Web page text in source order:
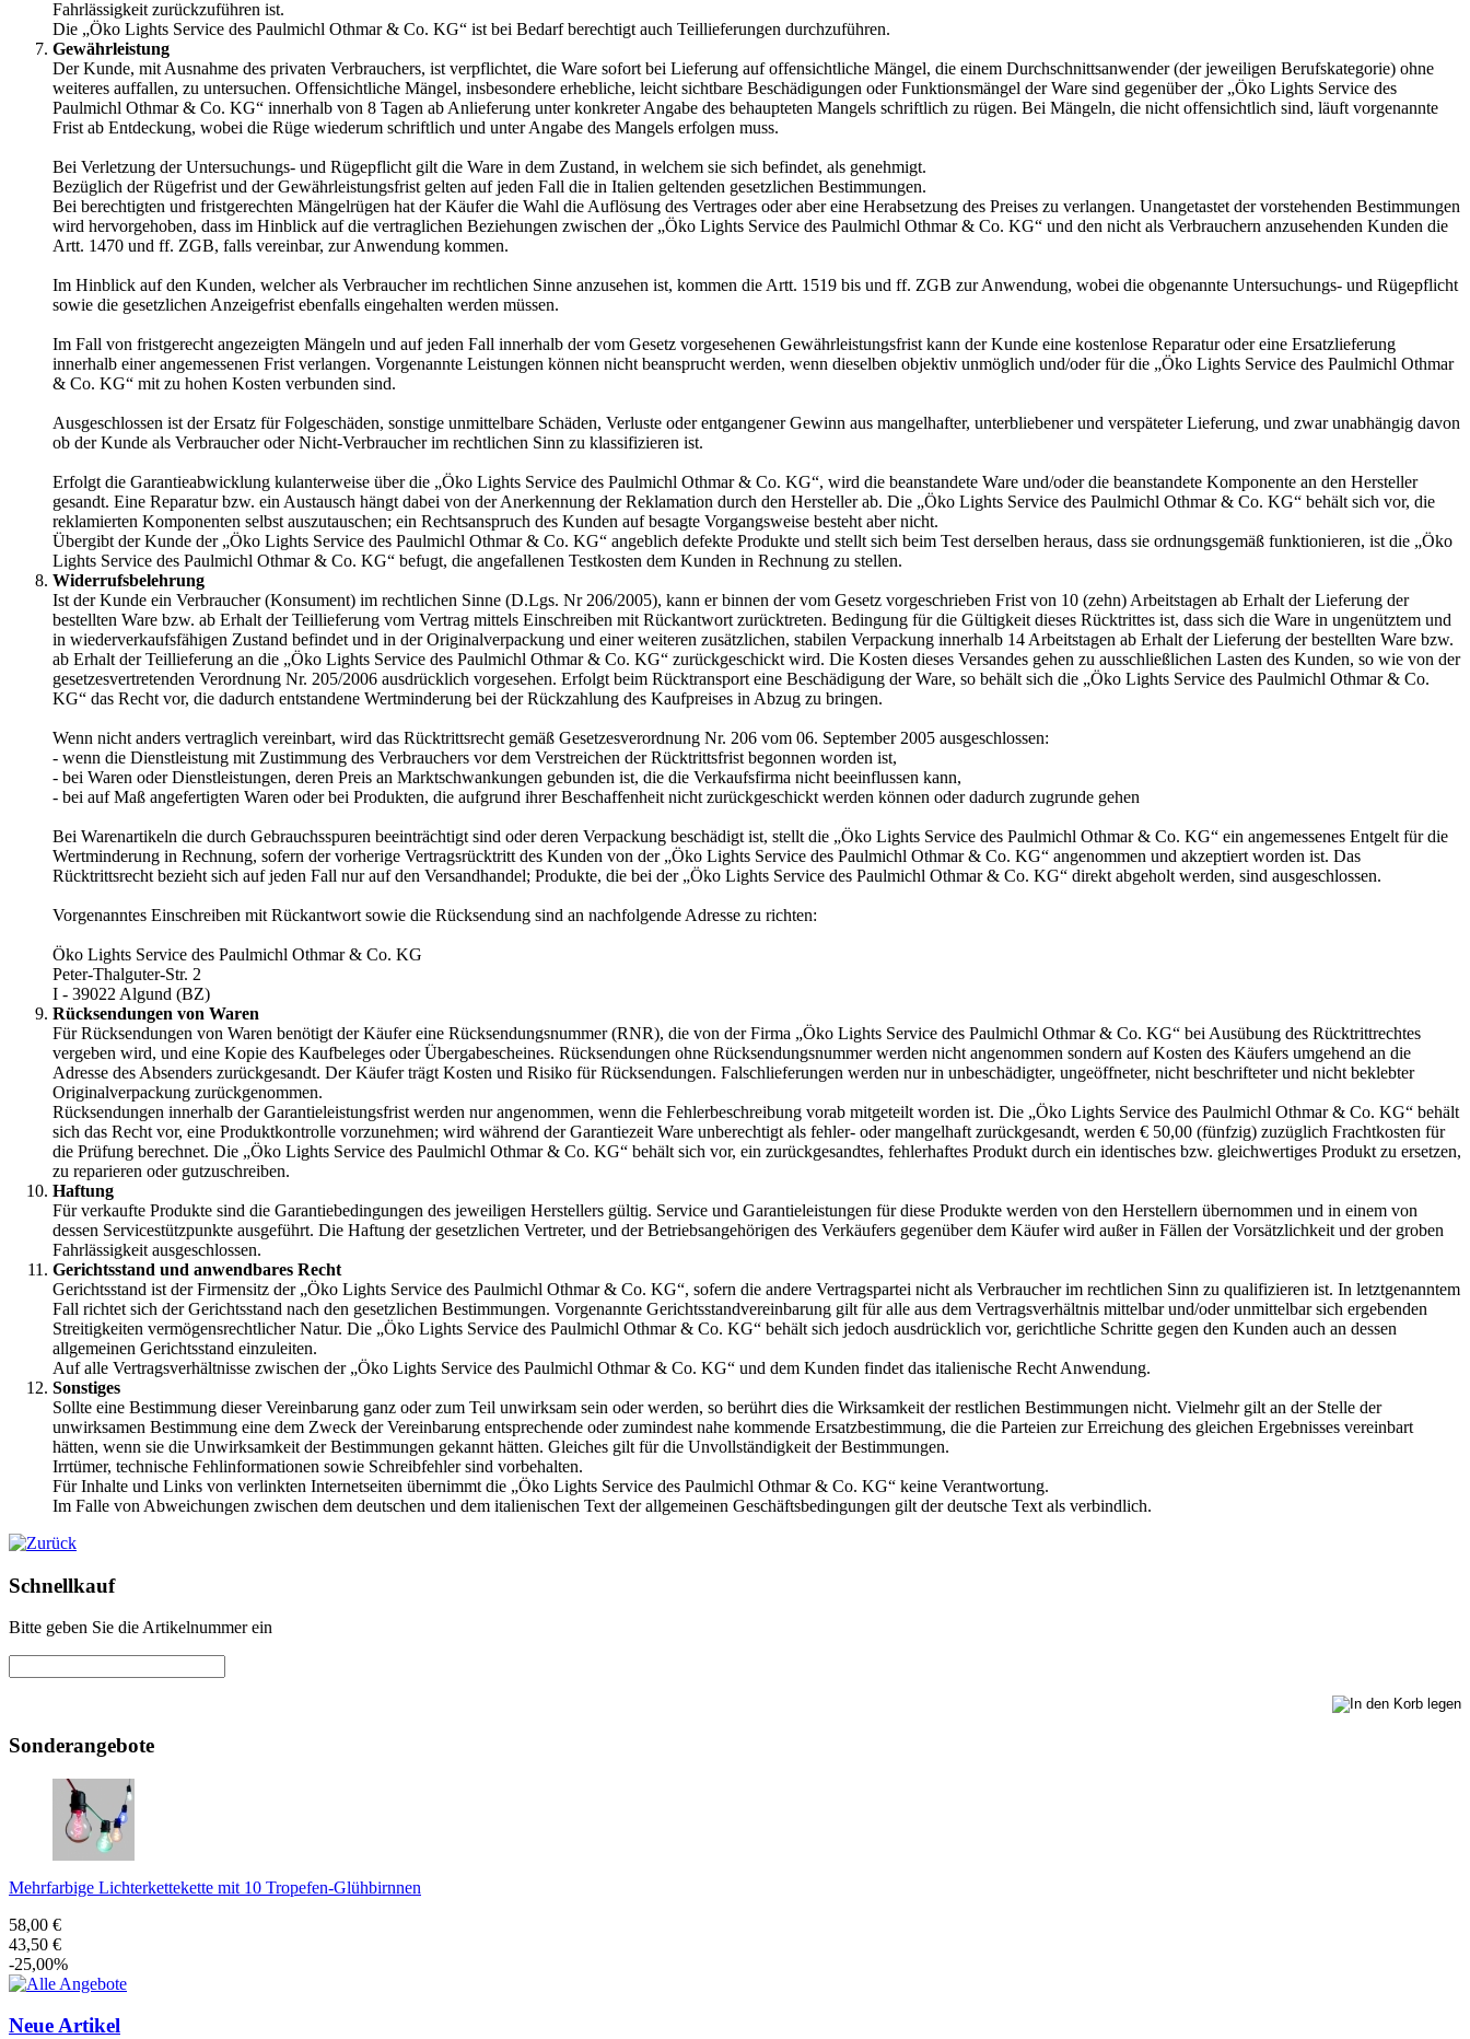
Fahrlässigkeit zurückzuführen ist.
Die „Öko Lights Service des Paulmichl Othmar & Co. KG“ ist bei Bedarf berechtigt auch Teillieferungen durchzuführen.
Gewährleistung
Der Kunde, mit Ausnahme des privaten Verbrauchers, ist verpflichtet, die Ware sofort bei Lieferung auf offensichtliche Mängel, die einem Durchschnittsanwender (der jeweiligen Berufskategorie) ohne
weiteres auffallen, zu untersuchen. Offensichtliche Mängel, insbesondere erhebliche, leicht sichtbare Beschädigungen oder Funktionsmängel der Ware sind gegenüber der „Öko Lights Service des
Paulmichl Othmar & Co. KG“ innerhalb von 8 Tagen ab Anlieferung unter konkreter Angabe des behaupteten Mangels schriftlich zu rügen. Bei Mängeln, die nicht offensichtlich sind, läuft vorgenannte
Frist ab Entdeckung, wobei die Rüge wiederum schriftlich und unter Angabe des Mangels erfolgen muss.
Bei Verletzung der Untersuchungs- und Rügepflicht gilt die Ware in dem Zustand, in welchem sie sich befindet, als genehmigt.
Bezüglich der Rügefrist und der Gewährleistungsfrist gelten auf jeden Fall die in Italien geltenden gesetzlichen Bestimmungen.
Bei berechtigten und fristgerechten Mängelrügen hat der Käufer die Wahl die Auflösung des Vertrages oder aber eine Herabsetzung des Preises zu verlangen. Unangetastet der vorstehenden Bestimmungen
wird hervorgehoben, dass im Hinblick auf die vertraglichen Beziehungen zwischen der „Öko Lights Service des Paulmichl Othmar & Co. KG“ und den nicht als Verbrauchern anzusehenden Kunden die
Artt. 1470 und ff. ZGB, falls vereinbar, zur Anwendung kommen.
Im Hinblick auf den Kunden, welcher als Verbraucher im rechtlichen Sinne anzusehen ist, kommen die Artt. 1519 bis und ff. ZGB zur Anwendung, wobei die obgenannte Untersuchungs- und Rügepflicht
sowie die gesetzlichen Anzeigefrist ebenfalls eingehalten werden müssen.
Im Fall von fristgerecht angezeigten Mängeln und auf jeden Fall innerhalb der vom Gesetz vorgesehenen Gewährleistungsfrist kann der Kunde eine kostenlose Reparatur oder eine Ersatzlieferung
innerhalb einer angemessenen Frist verlangen. Vorgenannte Leistungen können nicht beansprucht werden, wenn dieselben objektiv unmöglich und/oder für die „Öko Lights Service des Paulmichl Othmar
& Co. KG“ mit zu hohen Kosten verbunden sind.
Ausgeschlossen ist der Ersatz für Folgeschäden, sonstige unmittelbare Schäden, Verluste oder entgangener Gewinn aus mangelhafter, unterbliebener und verspäteter Lieferung, und zwar unabhängig davon
ob der Kunde als Verbraucher oder Nicht-Verbraucher im rechtlichen Sinn zu klassifizieren ist.
Erfolgt die Garantieabwicklung kulanterweise über die „Öko Lights Service des Paulmichl Othmar & Co. KG“, wird die beanstandete Ware und/oder die beanstandete Komponente an den Hersteller
gesandt. Eine Reparatur bzw. ein Austausch hängt dabei von der Anerkennung der Reklamation durch den Hersteller ab. Die „Öko Lights Service des Paulmichl Othmar & Co. KG“ behält sich vor, die
reklamierten Komponenten selbst auszutauschen; ein Rechtsanspruch des Kunden auf besagte Vorgangsweise besteht aber nicht.
Übergibt der Kunde der „Öko Lights Service des Paulmichl Othmar & Co. KG“ angeblich defekte Produkte und stellt sich beim Test derselben heraus, dass sie ordnungsgemäß funktionieren, ist die „Öko
Lights Service des Paulmichl Othmar & Co. KG“ befugt, die angefallenen Testkosten dem Kunden in Rechnung zu stellen.
Widerrufsbelehrung
Ist der Kunde ein Verbraucher (Konsument) im rechtlichen Sinne (D.Lgs. Nr 206/2005), kann er binnen der vom Gesetz vorgeschrieben Frist von 10 (zehn) Arbeitstagen ab Erhalt der Lieferung der
bestellten Ware bzw. ab Erhalt der Teillieferung vom Vertrag mittels Einschreiben mit Rückantwort zurücktreten. Bedingung für die Gültigkeit dieses Rücktrittes ist, dass sich die Ware in ungenütztem und
in wiederverkaufsfähigen Zustand befindet und in der Originalverpackung und einer weiteren zusätzlichen, stabilen Verpackung innerhalb 14 Arbeitstagen ab Erhalt der Lieferung der bestellten Ware bzw.
ab Erhalt der Teillieferung an die „Öko Lights Service des Paulmichl Othmar & Co. KG“ zurückgeschickt wird. Die Kosten dieses Versandes gehen zu ausschließlichen Lasten des Kunden, so wie von der
gesetzesvertretenden Verordnung Nr. 205/2006 ausdrücklich vorgesehen. Erfolgt beim Rücktransport eine Beschädigung der Ware, so behält sich die „Öko Lights Service des Paulmichl Othmar & Co.
KG“ das Recht vor, die dadurch entstandene Wertminderung bei der Rückzahlung des Kaufpreises in Abzug zu bringen.
Wenn nicht anders vertraglich vereinbart, wird das Rücktrittsrecht gemäß Gesetzesverordnung Nr. 206 vom 06. September 2005 ausgeschlossen:
- wenn die Dienstleistung mit Zustimmung des Verbrauchers vor dem Verstreichen der Rücktrittsfrist begonnen worden ist,
- bei Waren oder Dienstleistungen, deren Preis an Marktschwankungen gebunden ist, die die Verkaufsfirma nicht beeinflussen kann,
- bei auf Maß angefertigten Waren oder bei Produkten, die aufgrund ihrer Beschaffenheit nicht zurückgeschickt werden können oder dadurch zugrunde gehen
Bei Warenartikeln die durch Gebrauchsspuren beeinträchtigt sind oder deren Verpackung beschädigt ist, stellt die „Öko Lights Service des Paulmichl Othmar & Co. KG“ ein angemessenes Entgelt für die
Wertminderung in Rechnung, sofern der vorherige Vertragsrücktritt des Kunden von der „Öko Lights Service des Paulmichl Othmar & Co. KG“ angenommen und akzeptiert worden ist. Das
Rücktrittsrecht bezieht sich auf jeden Fall nur auf den Versandhandel; Produkte, die bei der „Öko Lights Service des Paulmichl Othmar & Co. KG“ direkt abgeholt werden, sind ausgeschlossen.
Vorgenanntes Einschreiben mit Rückantwort sowie die Rücksendung sind an nachfolgende Adresse zu richten:
Öko Lights Service des Paulmichl Othmar & Co. KG
Peter-Thalguter-Str. 2
I - 39022 Algund (BZ)
Rücksendungen von Waren
Für Rücksendungen von Waren benötigt der Käufer eine Rücksendungsnummer (RNR), die von der Firma „Öko Lights Service des Paulmichl Othmar & Co. KG“ bei Ausübung des Rücktrittrechtes
vergeben wird, und eine Kopie des Kaufbeleges oder Übergabescheines. Rücksendungen ohne Rücksendungsnummer werden nicht angenommen sondern auf Kosten des Käufers umgehend an die
Adresse des Absenders zurückgesandt. Der Käufer trägt Kosten und Risiko für Rücksendungen. Falschlieferungen werden nur in unbeschädigter, ungeöffneter, nicht beschrifteter und nicht beklebter
Originalverpackung zurückgenommen.
Rücksendungen innerhalb der Garantieleistungsfrist werden nur angenommen, wenn die Fehlerbeschreibung vorab mitgeteilt worden ist. Die „Öko Lights Service des Paulmichl Othmar & Co. KG“ behält
sich das Recht vor, eine Produktkontrolle vorzunehmen; wird während der Garantiezeit Ware unberechtigt als fehler- oder mangelhaft zurückgesandt, werden € 50,00 (fünfzig) zuzüglich Frachtkosten für
die Prüfung berechnet. Die „Öko Lights Service des Paulmichl Othmar & Co. KG“ behält sich vor, ein zurückgesandtes, fehlerhaftes Produkt durch ein identisches bzw. gleichwertiges Produkt zu ersetzen,
zu reparieren oder gutzuschreiben.
Haftung
Für verkaufte Produkte sind die Garantiebedingungen des jeweiligen Herstellers gültig. Service und Garantieleistungen für diese Produkte werden von den Herstellern übernommen und in einem von
dessen Servicestützpunkte ausgeführt. Die Haftung der gesetzlichen Vertreter, und der Betriebsangehörigen des Verkäufers gegenüber dem Käufer wird außer in Fällen der Vorsätzlichkeit und der groben
Fahrlässigkeit ausgeschlossen.
Gerichtsstand und anwendbares Recht
Gerichtsstand ist der Firmensitz der „Öko Lights Service des Paulmichl Othmar & Co. KG“, sofern die andere Vertragspartei nicht als Verbraucher im rechtlichen Sinn zu qualifizieren ist. In letztgenanntem
Fall richtet sich der Gerichtsstand nach den gesetzlichen Bestimmungen. Vorgenannte Gerichtsstandvereinbarung gilt für alle aus dem Vertragsverhältnis mittelbar und/oder unmittelbar sich ergebenden
Streitigkeiten vermögensrechtlicher Natur. Die „Öko Lights Service des Paulmichl Othmar & Co. KG“ behält sich jedoch ausdrücklich vor, gerichtliche Schritte gegen den Kunden auch an dessen
allgemeinen Gerichtsstand einzuleiten.
Auf alle Vertragsverhältnisse zwischen der „Öko Lights Service des Paulmichl Othmar & Co. KG“ und dem Kunden findet das italienische Recht Anwendung.
Sonstiges
Sollte eine Bestimmung dieser Vereinbarung ganz oder zum Teil unwirksam sein oder werden, so berührt dies die Wirksamkeit der restlichen Bestimmungen nicht. Vielmehr gilt an der Stelle der
unwirksamen Bestimmung eine dem Zweck der Vereinbarung entsprechende oder zumindest nahe kommende Ersatzbestimmung, die die Parteien zur Erreichung des gleichen Ergebnisses vereinbart
hätten, wenn sie die Unwirksamkeit der Bestimmungen gekannt hätten. Gleiches gilt für die Unvollständigkeit der Bestimmungen.
Irrtümer, technische Fehlinformationen sowie Schreibfehler sind vorbehalten.
Für Inhalte und Links von verlinkten Internetseiten übernimmt die „Öko Lights Service des Paulmichl Othmar & Co. KG“ keine Verantwortung.
Im Falle von Abweichungen zwischen dem deutschen und dem italienischen Text der allgemeinen Geschäftsbedingungen gilt der deutsche Text als verbindlich.
Schnellkauf
Bitte geben Sie die Artikelnummer ein
Sonderangebote
Mehrfarbige Lichterkettekette mit 10 Tropefen-Glühbirnnen
58,00 €
43,50 €
-25,00%
Neue Artikel